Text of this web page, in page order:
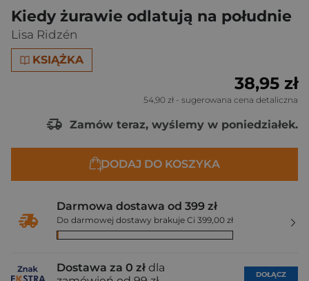
Kiedy żurawie odlatują na południe
Lisa Ridzén
KSIĄŻKA
38,95 zł
54,90 zł - sugerowana cena detaliczna
Zamów teraz, wyślemy w poniedziałek.
DODAJ DO KOSZYKA
Darmowa dostawa od 399 zł
Do darmowej dostawy brakuje Ci 399,00 zł
Dostawa za 0 zł dla
DOŁĄCZ